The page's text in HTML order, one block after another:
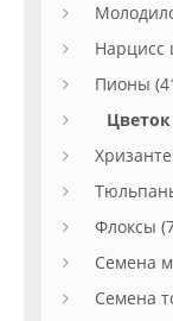
Нарцисс
Пионы
Флоксы
Семена
Семена